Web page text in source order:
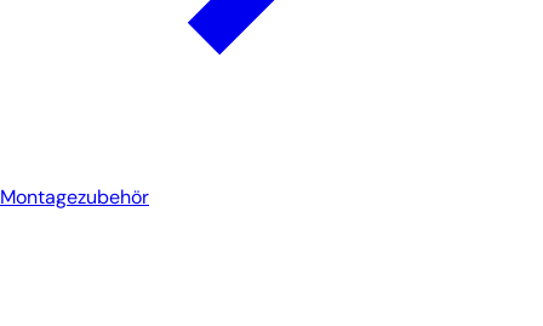
Montagezubehör